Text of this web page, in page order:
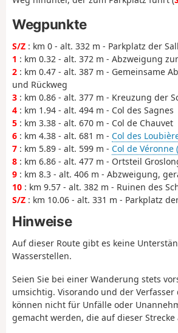
Wegpunkte
S/Z : km 0 - alt. 332 m - Parkplatz der
1 : km 0.32 - alt. 372 m - Abzweigung
2 : km 0.47 - alt. 387 m - Gemeinsame
und Rückweg
3 : km 0.86 - alt. 377 m - Kreuzung der
4 : km 1.94 - alt. 494 m - Col des Sagnes
5 : km 3.38 - alt. 670 m - Col de Chauvet
6 : km 4.38 - alt. 681 m - Col des
7 : km 5.89 - alt. 599 m - Col de Véronne
8 : km 6.86 - alt. 477 m - Ortsteil
9 : km 8.3 - alt. 406 m - Abzweigung,
10 : km 9.57 - alt. 382 m - Ruinen des
S/Z : km 10.06 - alt. 331 m - Parkplatz
Hinweise
Auf dieser Route gibt es keine
Wasserstellen.
Seien Sie bei einer Wanderung stets
umsichtig. Visorando und der Verfasser
können nicht für Unfälle oder
gemacht werden, die auf dieser